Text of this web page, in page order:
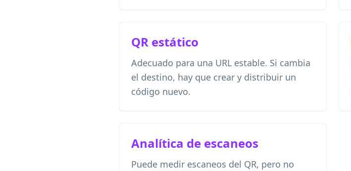
QR estático
Adecuado para una URL estable. Si cambia
el destino, hay que crear y distribuir un
código nuevo.
Analítica de escaneos
Puede medir escaneos del QR, pero no